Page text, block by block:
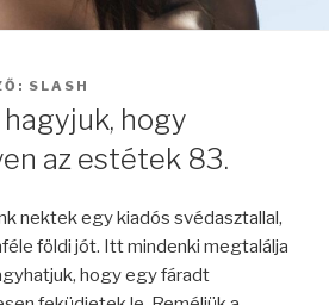
SLASH
hogy
az estétek 83.
nektek egy kiadós svédasztallal,
földi jót. Itt mindenki megtalálja
hogy egy fáradt